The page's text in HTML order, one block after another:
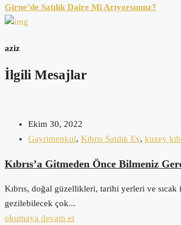
Girne’de Satılık Daire Mi Arıyorsunuz?
aziz
İlgili Mesajlar
Ekim 30, 2022
Gayrimenkul, Kıbrıs Satılık Ev, kuzey
Kıbrıs’a Gitmeden Önce Bilmeniz
Kıbrıs, doğal güzellikleri, tarihi yerleri ve sıcak
gezilebilecek çok...
okumaya devam et